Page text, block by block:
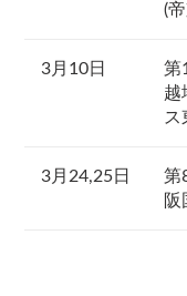
(
3月10日
第
越
ス
3月24,25日
第
阪